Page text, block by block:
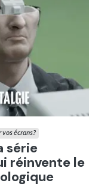
série
réinvente le
écrans?